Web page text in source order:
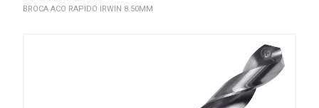
BROCA ACO RAPIDO IRWIN 8.50MM